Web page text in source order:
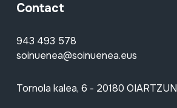
Contact
943 493 578
soinuenea@soinuenea.eus
Tornola kalea, 6 - 20180 OIARTZUN